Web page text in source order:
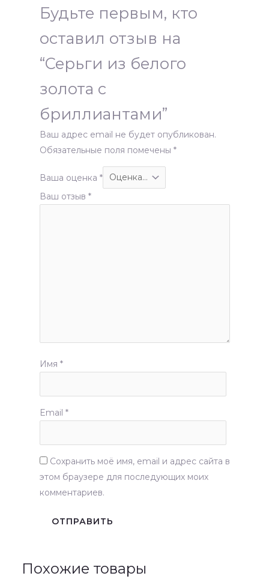
Будьте первым, кто
оставил отзыв на
“Серьги из белого
золота с
бриллиантами”
Ваш адрес email не будет опубликован.
Обязательные поля помечены *
Ваша оценка *
Ваш отзыв *
Имя *
Email *
Сохранить моё имя, email и адрес сайта в
этом браузере для последующих моих
комментариев.
Похожие товары